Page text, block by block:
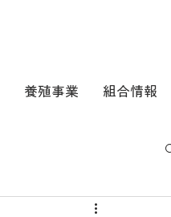
養殖事業 組合情報